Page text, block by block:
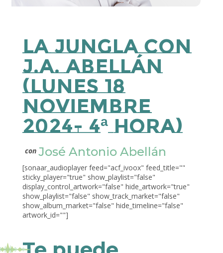
La Jungla con
J.A. Abellán
(Lunes 18
Noviembre
2024- 4ª Hora)
con José Antonio Abellán
[sonaar_audioplayer feed="acf_ivoox" feed_title=""
sticky_player="true" show_playlist="false"
display_control_artwork="false" hide_artwork="true"
show_playlist="false" show_track_market="false"
show_album_market="false" hide_timeline="false"
artwork_id=""]